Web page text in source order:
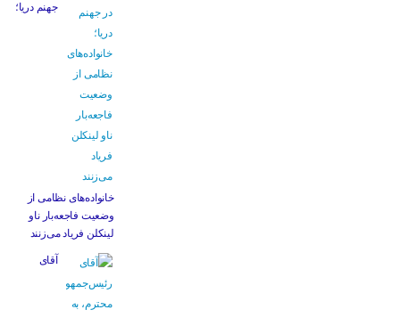
جهنم دریا؛
خانواده‌های نظامی از
وضعیت فاجعه‌بار ناو
لینکلن فریاد می‌زنند
آقای